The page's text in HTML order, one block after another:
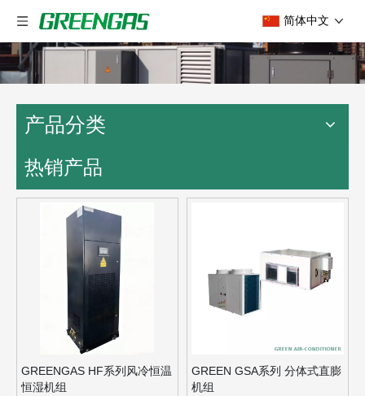
简体中文
产品分类
热销产品
GREENGAS HF系列风冷恒温
恒湿机组
GREEN GSA系列 分体式直膨
机组